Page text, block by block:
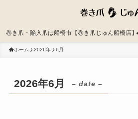
巻き爪・陥入爪は船橋市【巻き爪じゅん船橋店】
ホーム 2026年 6月
2026年6月 – date –